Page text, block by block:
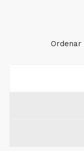
Ordenar